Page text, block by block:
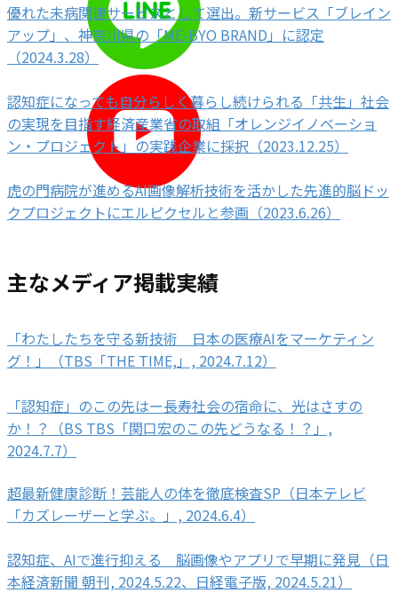
優れた未病関連サービスとして選出。新サービス「ブレイン
アップ」、神奈川県の「ME-BYO BRAND」に認定
（2024.3.28）
認知症になっても自分らしく暮らし続けられる「共生」社会
の実現を目指す経済産業省の取組「オレンジイノベーショ
ン・プロジェクト」の実践企業に採択（2023.12.25）
虎の門病院が進めるAI画像解析技術を活かした先進的脳ドッ
クプロジェクトにエルピクセルと参画（2023.6.26）
主なメディア掲載実績
「わたしたちを守る新技術 日本の医療AIをマーケティン
グ！」（TBS「THE TIME,」, 2024.7.12）
「認知症」のこの先はー長寿社会の宿命に、光はさすの
か！？（BS TBS「関口宏のこの先どうなる！？」,
2024.7.7）
超最新健康診断！芸能人の体を徹底検査SP（日本テレビ
「カズレーザーと学ぶ。」, 2024.6.4）
認知症、AIで進行抑える 脳画像やアプリで早期に発見（日
本経済新聞 朝刊, 2024.5.22、日経電子版, 2024.5.21）